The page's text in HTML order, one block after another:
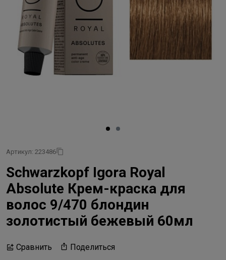
Артикул: 223486
Schwarzkopf Igora Royal
Absolute Крем-краска для
волос 9/470 блондин
золотистый бежевый 60мл
Сравнить Поделиться